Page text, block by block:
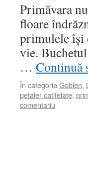
Primăvara
floare
primulele își
vie.
… Continuă
În categoria Goblen,
petaler catifelate,
comentariu